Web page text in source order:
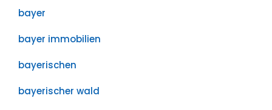
bayer
bayer immobilien
bayerischen
bayerischer wald